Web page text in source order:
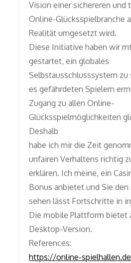
Vision einer sichereren und
Online-Glücksspielbranche
Realität umgesetzt wird.
Diese Initiative haben wir
gestartet, ein globales
Selbstausschlusssystem zu
es gefährdeten Spielern
Zugang zu allen Online-
Glücksspielmöglichkeiten
Deshalb
habe ich mir die Zeit
unfairen Verhaltens richtig
erklären. Ich meine, ein
Bonus anbietet und Sie
sehen lässt Fortschritte in
Die mobile Plattform bietet
Desktop-Version.
References:
https://online-